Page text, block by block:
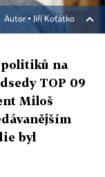
Autor ▪Jiří Koťátko
politiků na
TOP 09
Miloš
byl